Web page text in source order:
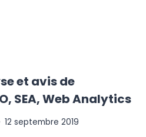
et avis de
SEA, Web Analytics
12 septembre 2019